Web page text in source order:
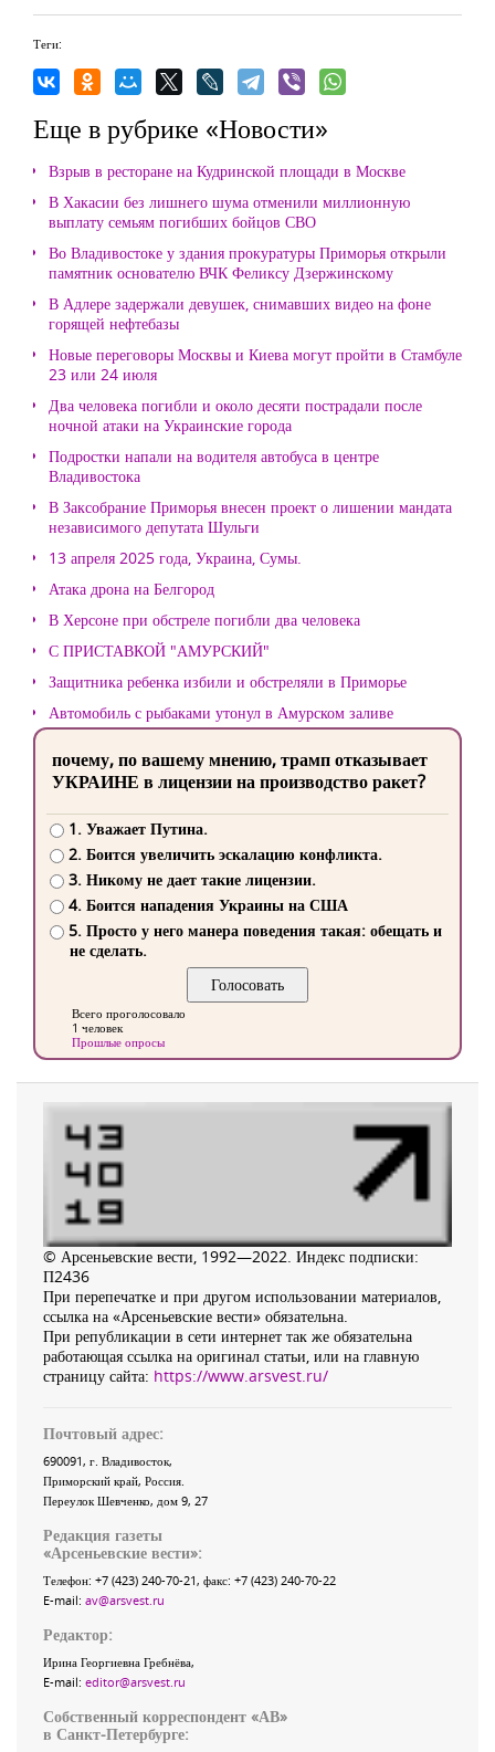
Теги:
Еще в рубрике «Новости»
Взрыв в ресторане на Кудринской площади в Москве
В Хакасии без лишнего шума отменили миллионную
выплату семьям погибших бойцов СВО
Во Владивостоке у здания прокуратуры Приморья открыли
памятник основателю ВЧК Феликсу Дзержинскому
В Адлере задержали девушек, снимавших видео на фоне
горящей нефтебазы
Новые переговоры Москвы и Киева могут пройти в Стамбуле
23 или 24 июля
Два человека погибли и около десяти пострадали после
ночной атаки на Украинские города
Подростки напали на водителя автобуса в центре
Владивостока
В Заксобрание Приморья внесен проект о лишении мандата
независимого депутата Шульги
13 апреля 2025 года, Украина, Сумы.
Атака дрона на Белгород
В Херсоне при обстреле погибли два человека
С ПРИСТАВКОЙ "АМУРСКИЙ"
Защитника ребенка избили и обстреляли в Приморье
Автомобиль с рыбаками утонул в Амурском заливе
почему, по вашему мнению, трамп отказывает
УКРАИНЕ в лицензии на производство ракет?
1. Уважает Путина.
2. Боится увеличить эскалацию конфликта.
3. Никому не дает такие лицензии.
4. Боится нападения Украины на США
5. Просто у него манера поведения такая: обещать и
не сделать.
Всего проголосовало
1 человек
Прошлые опросы
© Арсеньевские вести, 1992—2022. Индекс подписки:
П2436
При перепечатке и при другом использовании материалов,
ссылка на «Арсеньевские вести» обязательна.
При републикации в сети интернет так же обязательна
работающая ссылка на оригинал статьи, или на главную
страницу сайта: https://www.arsvest.ru/
Почтовый адрес:
690091, г. Владивосток,
Приморский край, Россия
Переулок Шевченко, дом 9, 27
Редакция газеты
«Арсеньевские вести»:
Телефон: +7 (423) 240-70-21, факс: +7 (423) 240-70-22
E-mail: av@arsvest.ru
Редактор:
Ирина Георгиевна Гребнёва,
E-mail: editor@arsvest.ru
Собственный корреспондент «АВ»
в Санкт-Петербурге: